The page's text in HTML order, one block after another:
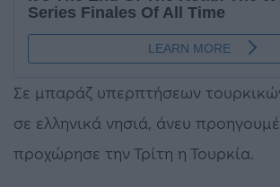
Σε μπαράζ υπερπτήσεων
σε ελληνικά νησιά, άνευ
προχώρησε την Τρίτη η Τουρκία.